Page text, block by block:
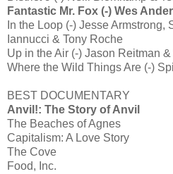
Fantastic Mr. Fox (-) Wes
In the Loop (-) Jesse
Iannucci & Tony Roche
Up in the Air (-) Jason Reitman
Where the Wild Things Are (-)
BEST DOCUMENTARY
Anvil!: The Story of Anvil
The Beaches of Agnes
Capitalism: A Love Story
The Cove
Food, Inc.